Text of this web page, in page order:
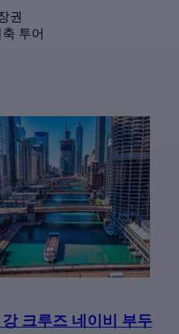
권
투어
크루즈 네이비 부두